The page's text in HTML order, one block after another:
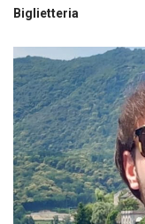
Biglietteria